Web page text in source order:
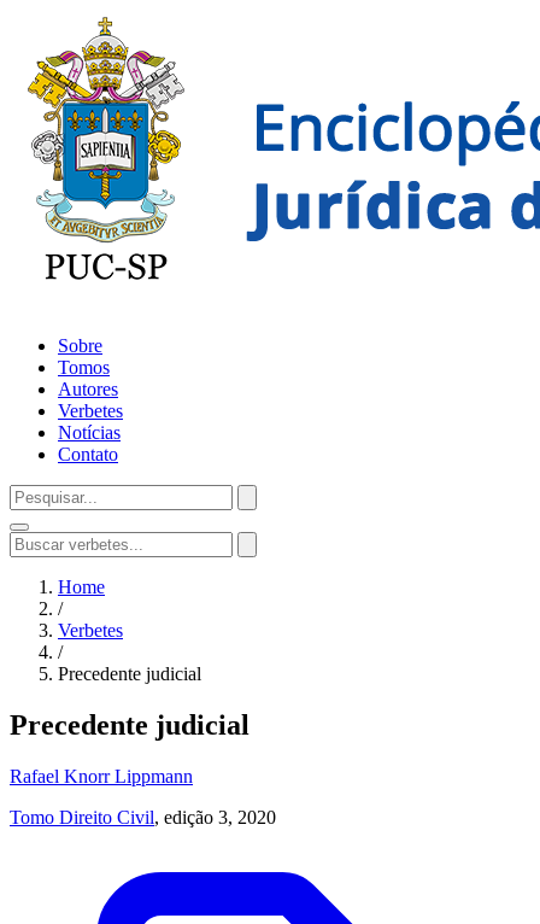
Sobre
Tomos
Autores
Verbetes
Notícias
Contato
Home
/
Verbetes
/
Precedente judicial
Precedente judicial
Rafael Knorr Lippmann
Tomo Direito Civil, edição 3, 2020